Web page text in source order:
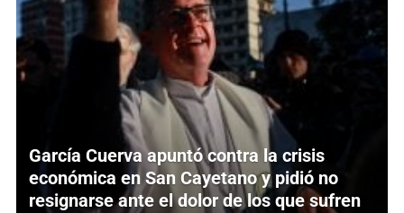
García Cuerva apuntó contra la crisis
económica en San Cayetano y pidió no
resignarse ante el dolor de los que sufren